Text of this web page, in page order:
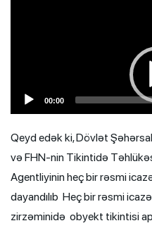
00:00
Qeyd edək ki, Dövlət
və FHN-nin Tikintidə
Agentliyinin heç bir rəsmi
dayandılıb Heç bir rəsmi
zirzəminidə obyekt tikintisi